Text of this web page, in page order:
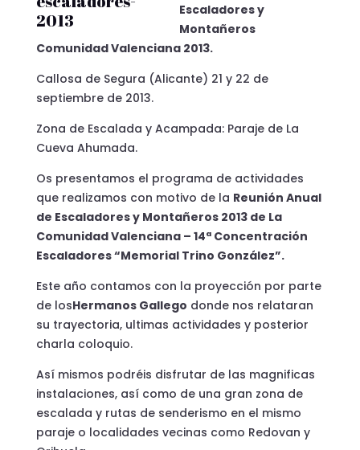
Escaladores y
Montañeros
Comunidad Valenciana 2013.
Callosa de Segura (Alicante) 21 y 22 de
septiembre de 2013.
Zona de Escalada y Acampada: Paraje de La
Cueva Ahumada.
Os presentamos el programa de actividades
que realizamos con motivo de la Reunión Anual
de Escaladores y Montañeros 2013 de La
Comunidad Valenciana – 14ª Concentración
Escaladores “Memorial Trino González”.
Este año contamos con la proyección por parte
de losHermanos Gallego donde nos relataran
su trayectoria, ultimas actividades y posterior
charla coloquio.
Así mismos podréis disfrutar de las magnificas
instalaciones, así como de una gran zona de
escalada y rutas de senderismo en el mismo
paraje o localidades vecinas como Redovan y